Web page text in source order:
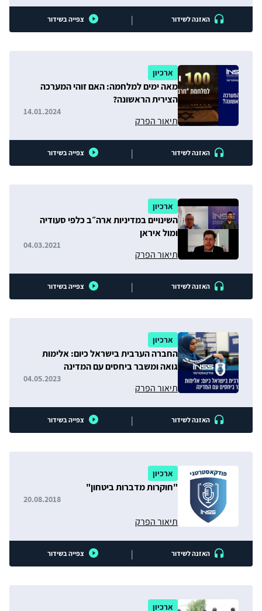
האזנה לשידור | צפייה בשידור
ארכיון
מאה ימים למלחמה: האם זוהי המערכה
הצירית הראשונה?
תיאור הפרק
14.01.2024
האזנה לשידור | צפייה בשידור
ארכיון
השינויים במדיניות ארה״ב כלפי סעודיה
ומול איראן
תיאור הפרק
04.03.2021
האזנה לשידור | צפייה בשידור
ארכיון
החברה הערבית בישראל כיום: אלימות
גואה ומשבר ביחסים עם המדינה
תיאור הפרק
04.05.2023
האזנה לשידור | צפייה בשידור
ארכיון
"חוקרות מדברות ביטחון"
תיאור הפרק
20.08.2018
האזנה לשידור | צפייה בשידור
ארכיון